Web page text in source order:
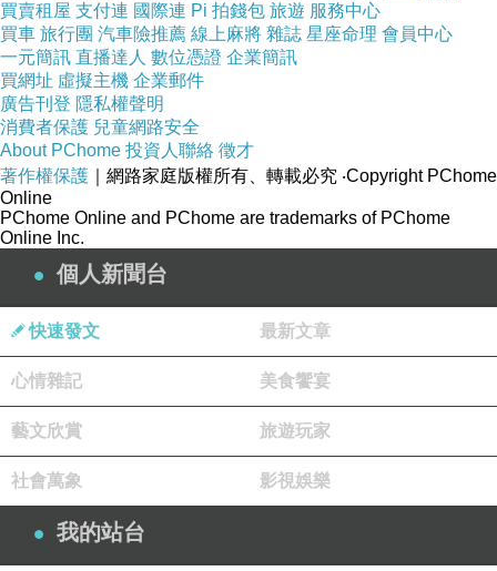
法國皮耶法柏(Pierre Fabre)藥廠
了解到美麗的身體與肌膚，能讓女人更有自信
買賣租屋 支付連 國際連 Pi 拍錢包 旅遊 服務中心
買車 旅行團 汽車險推薦 線上麻將 雜誌 星座命理 會員中心
一元簡訊 直播達人 數位憑證 企業簡訊
買網址 虛擬主機 企業郵件
廣告刊登 隱私權聲明
消費者保護 兒童網路安全
About PChome 投資人聯絡 徵才
著作權保護 ｜網路家庭版權所有、轉載必究 ‧Copyright PChome
Online
PChome Online and PChome are trademarks of PChome
Online Inc.
個人新聞台
快速發文 最新文章
心情雜記 美食饗宴
藝文欣賞 旅遊玩家
社會萬象 影視娛樂
我的站台